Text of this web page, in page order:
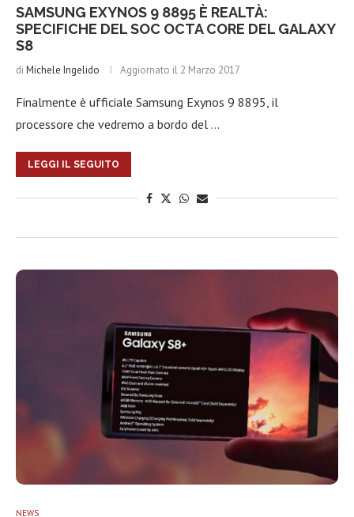
SAMSUNG EXYNOS 9 8895 È REALTÀ:
SPECIFICHE DEL SOC OCTA CORE DEL GALAXY
S8
di Michele Ingelido Aggiornato il 2 Marzo 2017
Finalmente è ufficiale Samsung Exynos 9 8895, il
processore che vedremo a bordo del …
LEGGI IL SEGUITO
NEWS